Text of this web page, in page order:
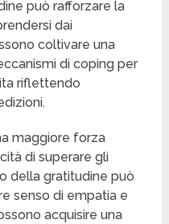
può rafforzare la
dai
coltivare una
di coping per
riflettendo
maggiore forza
di superare gli
della gratitudine può
senso di empatia e
acquisire una